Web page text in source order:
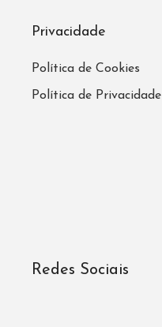
Privacidade
Política de Cookies
Política de Privacidade
Redes Sociais